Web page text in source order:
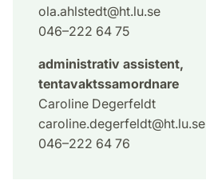
ola.ahlstedt@ht.lu.se
046–222 64 75
administrativ assistent,
tentavaktssamordnare
Caroline Degerfeldt
caroline.degerfeldt@ht.lu.se
046–222 64 76